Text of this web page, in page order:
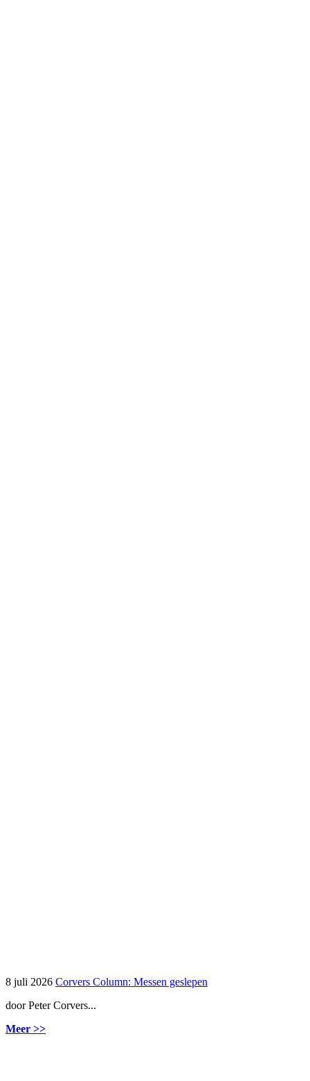
8 juli 2026 Corvers Column: Messen geslepen
door Peter Corvers...
Meer >>